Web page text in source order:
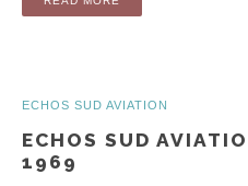
ECHOS SUD AVIATION
ECHOS SUD
1969